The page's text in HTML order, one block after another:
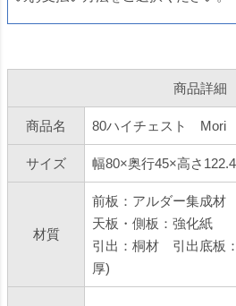
商品詳細
商品名 80ハイチェスト Mori
サイズ 幅80×奥行45×高さ
材質
前板：アルダー集成材
天板・側板：強化紙
引出：桐材 引出底板
厚)